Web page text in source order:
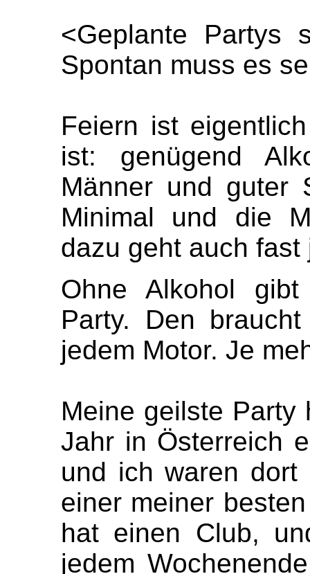
<Geplante Partys
Spontan muss es
Feiern ist
ist: genügend
Männer und guter
Minimal und die
dazu geht auch fast
Ohne Alkohol
Party. Den
jedem Motor. Je
Meine geilste Party
Jahr in Österreich
und ich waren dort
einer meiner
hat einen Club,
jedem